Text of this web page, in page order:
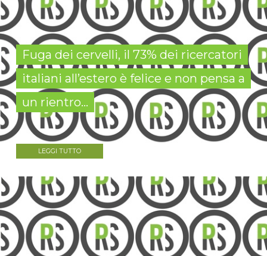
Fuga dei cervelli, il 73% dei ricercatori
italiani all’estero è felice e non pensa a
un rientro...
LEGGI TUTTO